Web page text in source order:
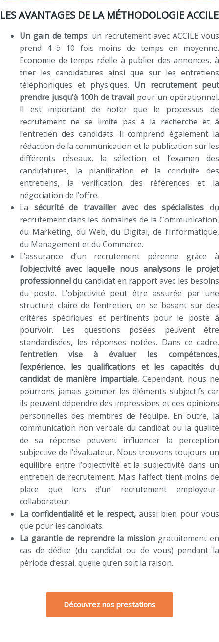
LES AVANTAGES DE LA MÉTHODOLOGIE ACCILE
Un gain de temps: un recrutement avec ACCILE vous
prend 4 à 10 fois moins de temps en moyenne.
Economie de temps réelle à publier des annonces, à
trier les candidatures ainsi que sur les entretiens
téléphoniques et physiques. Un recrutement peut
prendre jusqu’à 100h de travail pour un opérationnel.
Il est important de noter que le processus de
recrutement ne se limite pas à la recherche et à
l’entretien des candidats. Il comprend également la
rédaction de la communication et la publication sur les
différents réseaux, la sélection et l’examen des
candidatures, la planification et la conduite des
entretiens, la vérification des références et la
négociation de l’offre.
La sécurité de travailler avec des spécialistes du
recrutement dans les domaines de la Communication,
du Marketing, du Web, du Digital, de l’Informatique,
du Management et du Commerce.
L’assurance d’un recrutement pérenne grâce à
l’objectivité avec laquelle nous analysons le projet
professionneldu candidat en rapport avec les besoins
du poste. L’objectivité peut être assurée par une
structure claire de l’entretien, en se basant sur des
critères spécifiques et pertinents pour le poste à
pourvoir. Les questions posées peuvent être
standardisées, les réponses notées. Dans ce cadre,
l’entretien vise à évaluer les compétences,
l’expérience, les qualifications et les capacités du
candidat de manière impartiale.Cependant, nous ne
pourrons jamais gommer les éléments subjectifs car
ils peuvent dépendre des impressions et des opinions
personnelles des membres de l’équipe. En outre, la
communication non verbale du candidat ou la qualité
de sa réponse peuvent influencer la perception
subjective de l’évaluateur. Nous trouvons toujours un
équilibre entre l’objectivité et la subjectivité dans un
entretien de recrutement. Mais l’affect tient moins de
place que lors d’un recrutement employeur-
collaborateur.
La confidentialité et le respect,aussi bien pour vous
que pour les candidats.
La garantie de reprendre la mission gratuitement en
cas de dédite (du candidat ou de vous) pendant la
période d’essai, quelle qu’en soit la raison.
Découvrez nos prestations